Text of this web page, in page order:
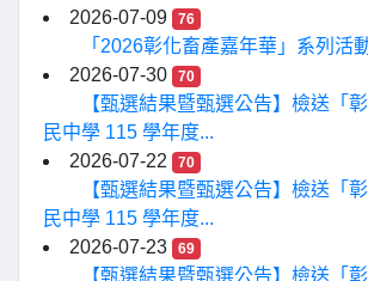
2026-07-09
76
「2026彰化畜產嘉年華」系列活
2026-07-30
70
【甄選結果暨甄選公告】檢送「
民中學 115 學年度...
2026-07-22
70
【甄選結果暨甄選公告】檢送「
民中學 115 學年度...
2026-07-23
69
【甄選結果暨甄選公告】檢送「